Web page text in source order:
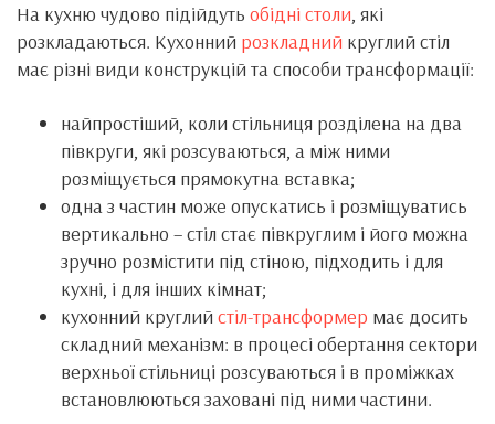
На кухню чудово підійдуть обідні столи, які
розкладаються. Кухонний розкладний круглий стіл
має різні види конструкцій та способи трансформації:
найпростіший, коли стільниця розділена на два
півкруги, які розсуваються, а між ними
розміщується прямокутна вставка;
одна з частин може опускатись і розміщуватись
вертикально – стіл стає півкруглим і його можна
зручно розмістити під стіною, підходить і для
кухні, і для інших кімнат;
кухонний круглий стіл-трансформер має досить
складний механізм: в процесі обертання сектори
верхньої стільниці розсуваються і в проміжках
встановлюються заховані під ними частини.